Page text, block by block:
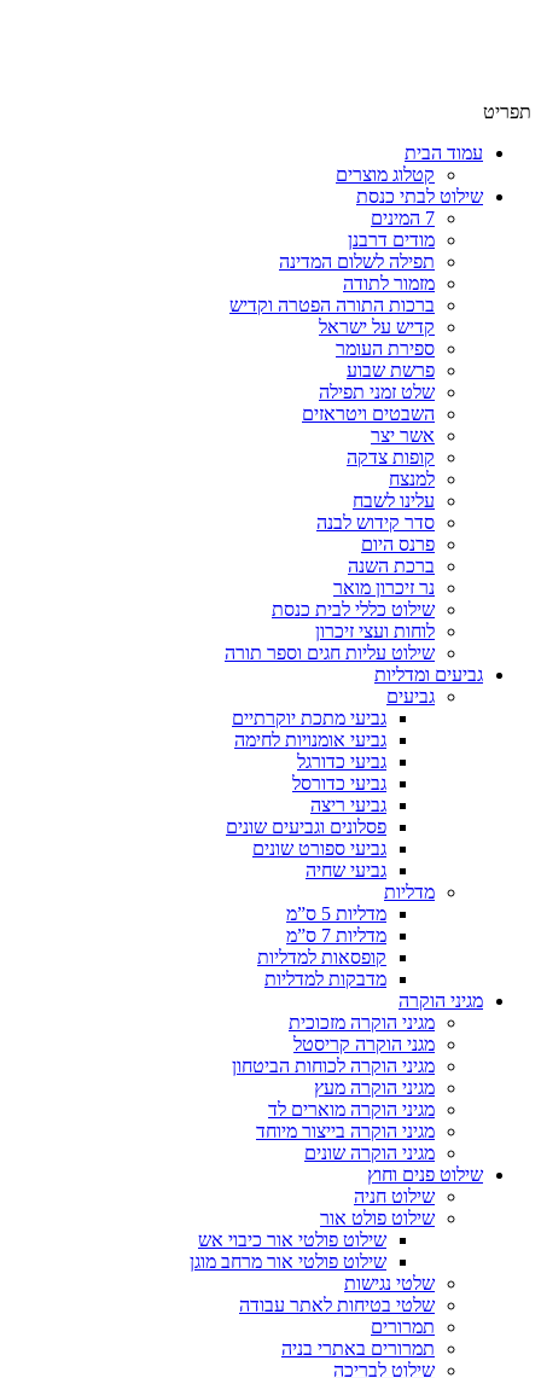
תפריט
עמוד הבית
קטלוג מוצרים
שילוט לבתי כנסת
7 המינים
מודים דרבנן
תפילה לשלום המדינה
מזמור לתודה
ברכות התורה הפטרה וקדיש
קדיש על ישראל
ספירת העומר
פרשת שבוע
שלט זמני תפילה
השבטים ויטראזים
אשר יצר
קופות צדקה
למנצח
עלינו לשבח
סדר קידוש לבנה
פרנס היום
ברכת השנה
נר זיכרון מואר
שילוט כללי לבית כנסת
לוחות ועצי זיכרון
שילוט עליות חגים וספר תורה
גביעים ומדליות
גביעים
גביעי מתכת יוקרתיים
גביעי אומנויות לחימה
גביעי כדורגל
גביעי כדורסל
גביעי ריצה
פסלונים וגביעים שונים
גביעי ספורט שונים
גביעי שחיה
מדליות
מדליות 5 ס”מ
מדליות 7 ס”מ
קופסאות למדליות
מדבקות למדליות
מגיני הוקרה
מגיני הוקרה מזכוכית
מגני הוקרה קריסטל
מגיני הוקרה לכוחות הביטחון
מגיני הוקרה מעץ
מגיני הוקרה מוארים לד
מגיני הוקרה בייצור מיוחד
מגיני הוקרה שונים
שילוט פנים וחוץ
שילוט חניה
שילוט פולט אור
שילוט פולטי אור כיבוי אש
שילוט פולטי אור מרחב מוגן
שלטי נגישות
שלטי בטיחות לאתר עבודה
תמרורים
תמרורים באתרי בניה
שילוט לבריכה